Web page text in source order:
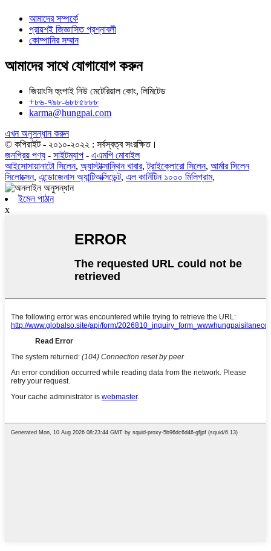
আমাদের সম্পর্কে
প্রায়শই জিজ্ঞাসিত প্রশ্নাবলী
কোম্পানির সম্মান
আমাদের সাথে যোগাযোগ করুন
জিয়াংসি হুংপাই নিউ মেটেরিয়াল কোং, লিমিটেড
+৮৬-৭৯৮-৬৮৮৫৮৮৮
karma@hungpai.com
এখন অনুসন্ধান করুন
© কপিরাইট - ২০১০-২০২২ : সর্বস্বত্ব সংরক্ষিত।
জনপ্রিয় পণ্য - সাইটম্যাপ - এএমপি মোবাইল
আইসোসায়ানাটো সিলেন, অ্যাস্টাক্সান্থিন খাবার,ট্রাইক্লোরো সিলেন, আর্মার সিলেন
সিলোক্সেন, এন্ডোজেনাস অ্যান্টিঅক্সিডেন্ট, এল কার্নিটিন ১০০০ মিলিগ্রাম,
ইমেল পাঠান
x